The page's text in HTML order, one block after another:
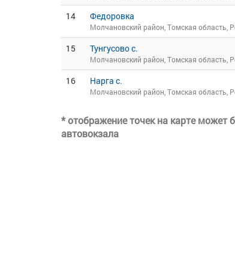
14 Федоровка
Молчановский район, Томская область,
15 Тунгусово с.
Молчановский район, Томская область,
16 Нарга с.
Молчановский район, Томская область,
* отображение точек на карте
автовокзала